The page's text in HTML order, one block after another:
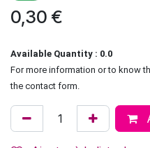
0,30 €
Available Quantity : 0.0
For more information or to know
the contact form.